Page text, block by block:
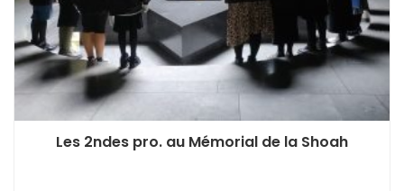
Les 2ndes pro. au Mémorial de la Shoah